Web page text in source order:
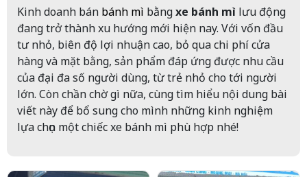
Kinh doanh bán bánh mì bằngxe bánh mì lưu động
đang trở thành xu hướng mới hiện nay. Với vốn đầu
tư nhỏ, biên độ lợi nhuận cao, bỏ qua chi phí cửa
hàng và mặt bằng, sản phẩm đáp ứng được nhu cầu
của đại đa số người dùng, từ trẻ nhỏ cho tới người
lớn. Còn chần chờ gì nữa, cùng tìm hiểu nội dung bài
viết này để bổ sung cho mình những kinh nghiệm
lựa chọn một chiếc xe bánh mì phù hợp nhé!